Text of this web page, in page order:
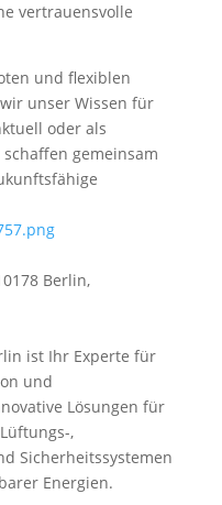
vertrauensvolle
und flexiblen
unser Wissen für
oder als
gemeinsam
Berlin,
ist Ihr Experte für
und
Lösungen für
,
Sicherheitssystemen
Energien.